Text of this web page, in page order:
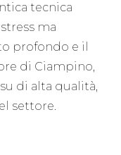
tecnica
ma
profondo e il
di Ciampino,
di alta qualità,
settore.